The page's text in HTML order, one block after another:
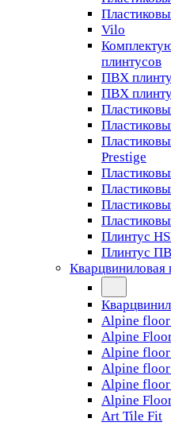
Vilo
плинтусов
ПВХ
ПВХ
Prestige
Плинтус
Плинтус
Alpine floor
Alpine
Alpine floor
Alpine
Alpine floor
Alpine
Art Tile Fit